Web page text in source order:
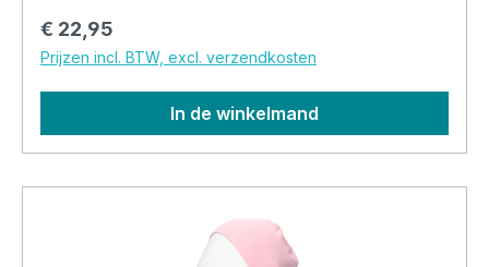
mutsje en ideaal om je hoofd mee warm te
houden tijdens de avonden en nachten.
Normale prijs:
€ 22,95
Prijzen incl. BTW, excl. verzendkosten
In de winkelmand